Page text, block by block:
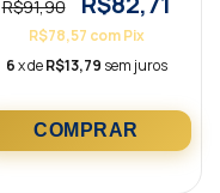
R$91,90
R$78,57 com Pix
6x deR$13,79 sem juros